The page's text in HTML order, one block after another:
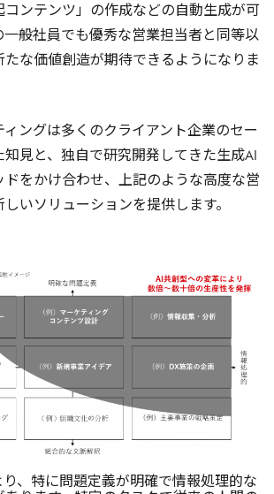
ンテンツ」の作成などの自動生成が可
般社員でも優秀な営業担当者と同等以
な価値創造が期待できるようになりま
ィングは多くのクライアント企業のセー
見と、独自で研究開発してきた生成AI
をかけ合わせ、上記のような高度な営
いソリューションを提供します。
、特に問題定義が明確で情報処理的な